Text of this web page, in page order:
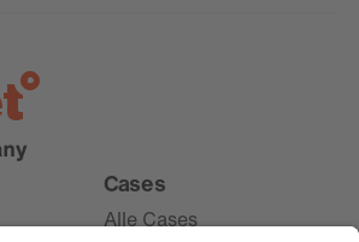
Cases
Alle Cases